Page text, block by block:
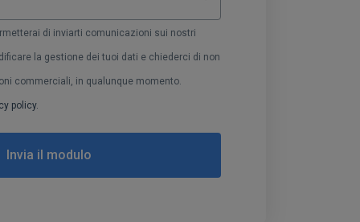
di inviarti comunicazioni sui nostri
la gestione dei tuoi dati e chiederci di non
commerciali, in qualunque momento.
policy.